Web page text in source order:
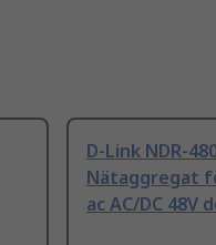
D-Link NDR-
Nätaggregat
ac AC/DC 48V